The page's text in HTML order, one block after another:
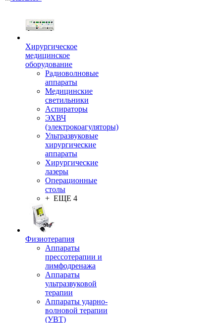
Хирургическое
медицинское
оборудование
Радиоволновые
аппараты
Медицинские
светильники
Аспираторы
ЭХВЧ
(электрокоагуляторы)
Ультразвуковые
хирургические
аппараты
Хирургические
лазеры
Операционные
столы
+ ЕЩЕ 4
Физиотерапия
Аппараты
прессотерапии и
лимфодренажа
Аппараты
ультразвуковой
терапии
Аппараты ударно-
волновой терапии
(УВТ)